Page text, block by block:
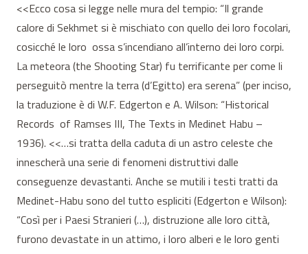
<<Ecco cosa si legge nelle mura del tempio: “Il grande
calore di Sekhmet si è mischiato con quello dei loro focolari,
cosicché le loro ossa s’incendiano all’interno dei loro corpi.
La meteora (the Shooting Star) fu terrificante per come li
perseguitò mentre la terra (d’Egitto) era serena” (per inciso,
la traduzione è di W.F. Edgerton e A. Wilson: “Historical
Records of Ramses III, The Texts in Medinet Habu –
1936). <<…si tratta della caduta di un astro celeste che
innescherà una serie di fenomeni distruttivi dalle
conseguenze devastanti. Anche se mutili i testi tratti da
Medinet-Habu sono del tutto espliciti (Edgerton e Wilson):
“Così per i Paesi Stranieri (…), distruzione alle loro città,
furono devastate in un attimo, i loro alberi e le loro genti